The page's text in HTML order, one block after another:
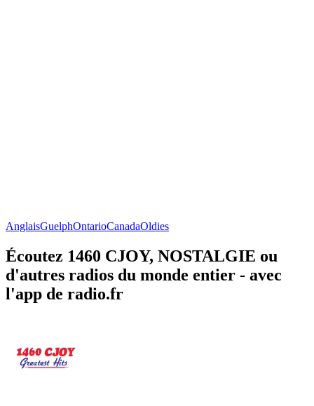
AnglaisGuelphOntarioCanadaOldies
Écoutez 1460 CJOY, NOSTALGIE ou
d'autres radios du monde entier - avec
l'app de radio.fr